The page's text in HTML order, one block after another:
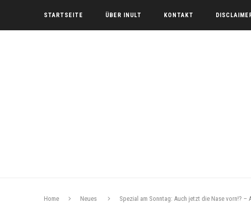
STARTSEITE ÜBER INULT KONTAKT
Home Neues Spezial am Sonntag: Auch jetzt die Nase vorn!? –